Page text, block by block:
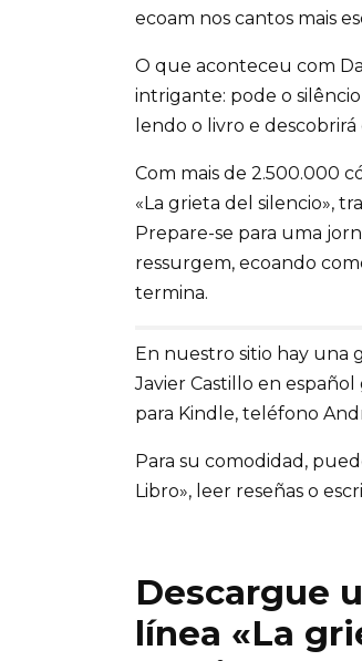
ecoam nos cantos mais
O que aconteceu com
intrigante: pode o
lendo o livro e
Com mais de 2.500.000
«La grieta del silencio»,
Prepare-se para uma
ressurgem, ecoando
termina.
En nuestro sitio hay una
Javier Castillo en
para Kindle, teléfono
Para su comodidad,
Libro», leer reseñas o
Descargue
línea «La